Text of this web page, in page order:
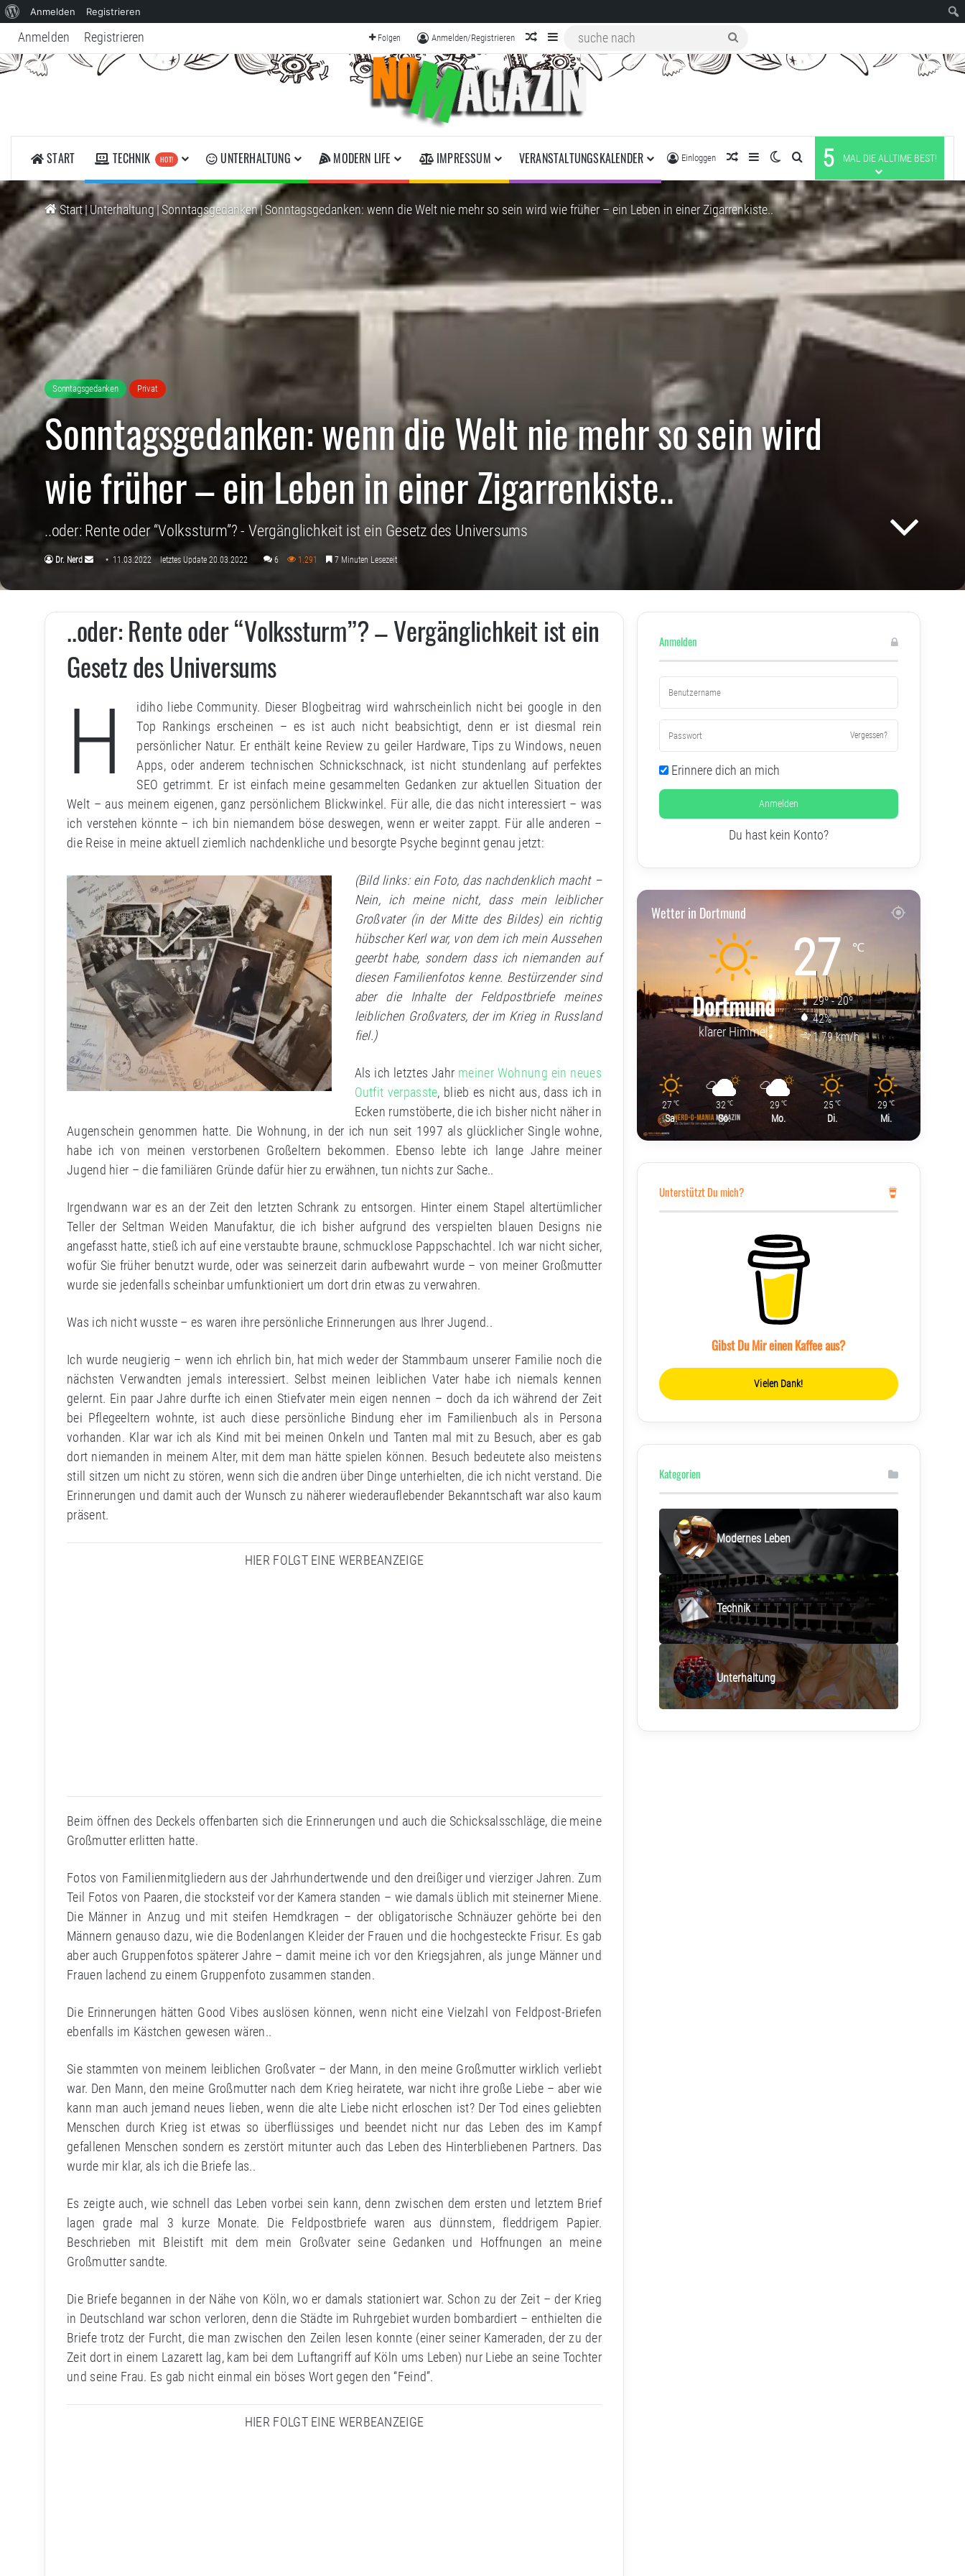
Über
WordPress
Anmelden Registrieren
Anmelden Registrieren Folgen Anmelden/Registrieren zufälliger Artikel
Sidebar
nach
START TECHNIK HOT! UNTERHALTUNG MODERN LIFE IMPRESSUM VERANSTALTUNGSKALENDER Einloggen zufälliger Artikel
SidebarSkin umschalten
suche nach
5 MAL DIE ALLTIME BEST!
Start|Unterhaltung|Sonntagsgedanken|Sonntagsgedanken: wenn die Welt nie mehr so sein wird wie früher – ein Leben in einer Zigarrenkiste..
Sonntagsgedanken Privat
Sonntagsgedanken: wenn die Welt nie mehr so sein wird
wie früher – ein Leben in einer Zigarrenkiste..
..oder: Rente oder “Volkssturm”? - Vergänglichkeit ist ein Gesetz des Universums
Dr. Nerd
Sende
E-
Mail
11.03.2022 letztes Update 20.03.2022 6 1.291 7 Minuten Lesezeit
..oder: Rente oder “Volkssturm”? – Vergänglichkeit ist ein
Gesetz des Universums
H
idiho liebe Community. Dieser Blogbeitrag wird wahrscheinlich nicht bei google in den
Top Rankings erscheinen – es ist auch nicht beabsichtigt, denn er ist diesmal rein
persönlicher Natur. Er enthält keine Review zu geiler Hardware, Tips zu Windows, neuen
Apps, oder anderem technischen Schnickschnack, ist nicht stundenlang auf perfektes
SEO getrimmt. Er ist einfach meine gesammelten Gedanken zur aktuellen Situation der
Welt – aus meinem eigenen, ganz persönlichem Blickwinkel. Für alle, die das nicht interessiert – was
ich verstehen könnte – ich bin niemandem böse deswegen, wenn er weiter zappt. Für alle anderen –
die Reise in meine aktuell ziemlich nachdenkliche und besorgte Psyche beginnt genau jetzt:
(Bild links: ein Foto, das nachdenklich macht –
Nein, ich meine nicht, dass mein leiblicher
Großvater (in der Mitte des Bildes) ein richtig
hübscher Kerl war, von dem ich mein Aussehen
geerbt habe, sondern dass ich niemanden auf
diesen Familienfotos kenne. Bestürzender sind
aber die Inhalte der Feldpostbriefe meines
leiblichen Großvaters, der im Krieg in Russland
fiel.)
Als ich letztes Jahr meiner Wohnung ein neues
Outfit verpasste, blieb es nicht aus, dass ich in
Ecken rumstöberte, die ich bisher nicht näher in
Augenschein genommen hatte. Die Wohnung, in der ich nun seit 1997 als glücklicher Single wohne,
habe ich von meinen verstorbenen Großeltern bekommen. Ebenso lebte ich lange Jahre meiner
Jugend hier – die familiären Gründe dafür hier zu erwähnen, tun nichts zur Sache..
Irgendwann war es an der Zeit den letzten Schrank zu entsorgen. Hinter einem Stapel altertümlicher
Teller der Seltman Weiden Manufaktur, die ich bisher aufgrund des verspielten blauen Designs nie
angefasst hatte, stieß ich auf eine verstaubte braune, schmucklose Pappschachtel. Ich war nicht sicher,
wofür Sie früher benutzt wurde, oder was seinerzeit darin aufbewahrt wurde – von meiner Großmutter
wurde sie jedenfalls scheinbar umfunktioniert um dort drin etwas zu verwahren.
Was ich nicht wusste – es waren ihre persönliche Erinnerungen aus Ihrer Jugend..
Ich wurde neugierig – wenn ich ehrlich bin, hat mich weder der Stammbaum unserer Familie noch die
nächsten Verwandten jemals interessiert. Selbst meinen leiblichen Vater habe ich niemals kennen
gelernt. Ein paar Jahre durfte ich einen Stiefvater mein eigen nennen – doch da ich während der Zeit
bei Pflegeeltern wohnte, ist auch diese persönliche Bindung eher im Familienbuch als in Persona
vorhanden. Klar war ich als Kind mit bei meinen Onkeln und Tanten mal mit zu Besuch, aber es gab
dort niemanden in meinem Alter, mit dem man hätte spielen können. Besuch bedeutete also meistens
still sitzen um nicht zu stören, wenn sich die andren über Dinge unterhielten, die ich nicht verstand. Die
Erinnerungen und damit auch der Wunsch zu näherer wiederauflebender Bekanntschaft war also kaum
präsent.
HIER FOLGT EINE WERBEANZEIGE
Beim öffnen des Deckels offenbarten sich die Erinnerungen und auch die Schicksalsschläge, die meine
Großmutter erlitten hatte.
Fotos von Familienmitgliedern aus der Jahrhundertwende und den dreißiger und vierziger Jahren. Zum
Teil Fotos von Paaren, die stocksteif vor der Kamera standen – wie damals üblich mit steinerner Miene.
Die Männer in Anzug und mit steifen Hemdkragen – der obligatorische Schnäuzer gehörte bei den
Männern genauso dazu, wie die Bodenlangen Kleider der Frauen und die hochgesteckte Frisur. Es gab
aber auch Gruppenfotos späterer Jahre – damit meine ich vor den Kriegsjahren, als junge Männer und
Frauen lachend zu einem Gruppenfoto zusammen standen.
Die Erinnerungen hätten Good Vibes auslösen können, wenn nicht eine Vielzahl von Feldpost-Briefen
ebenfalls im Kästchen gewesen wären..
Sie stammten von meinem leiblichen Großvater – der Mann, in den meine Großmutter wirklich verliebt
war. Den Mann, den meine Großmutter nach dem Krieg heiratete, war nicht ihre große Liebe – aber wie
kann man auch jemand neues lieben, wenn die alte Liebe nicht erloschen ist? Der Tod eines geliebten
Menschen durch Krieg ist etwas so überflüssiges und beendet nicht nur das Leben des im Kampf
gefallenen Menschen sondern es zerstört mitunter auch das Leben des Hinterbliebenen Partners. Das
wurde mir klar, als ich die Briefe las..
Es zeigte auch, wie schnell das Leben vorbei sein kann, denn zwischen dem ersten und letztem Brief
lagen grade mal 3 kurze Monate. Die Feldpostbriefe waren aus dünnstem, fleddrigem Papier.
Beschrieben mit Bleistift mit dem mein Großvater seine Gedanken und Hoffnungen an meine
Großmutter sandte.
Die Briefe begannen in der Nähe von Köln, wo er damals stationiert war. Schon zu der Zeit – der Krieg
in Deutschland war schon verloren, denn die Städte im Ruhrgebiet wurden bombardiert – enthielten die
Briefe trotz der Furcht, die man zwischen den Zeilen lesen konnte (einer seiner Kameraden, der zu der
Zeit dort in einem Lazarett lag, kam bei dem Luftangriff auf Köln ums Leben) nur Liebe an seine Tochter
und seine Frau. Es gab nicht einmal ein böses Wort gegen den “Feind”.
HIER FOLGT EINE WERBEANZEIGE
Anmelden
Vergessen?
Erinnere dich an mich
Anmelden
Du hast kein Konto?
Wetter in Dortmund
Dortmund
klarer Himmel
27 ℃
29º - 20º
42%
1.79 km/h
27 ℃
Sa.
32 ℃
So.
29 ℃
Mo.
25 ℃
Di.
29 ℃
Mi.
Unterstützt Du mich?
Gibst Du Mir einen Kaffee aus?
Vielen Dank!
Kategorien
Modernes Leben
Technik
Unterhaltung